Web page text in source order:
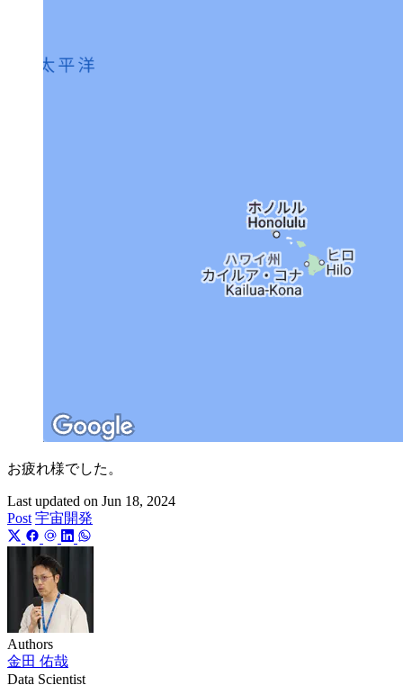
お疲れ様でした。
Last updated on Jun 18, 2024
Post 宇宙開発
Authors
金田 佑哉
Data Scientist